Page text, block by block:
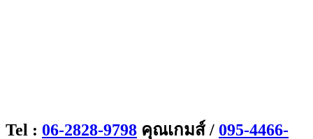
Tel : 06-2828-9798 คุณเกมส์ / 095-4466-